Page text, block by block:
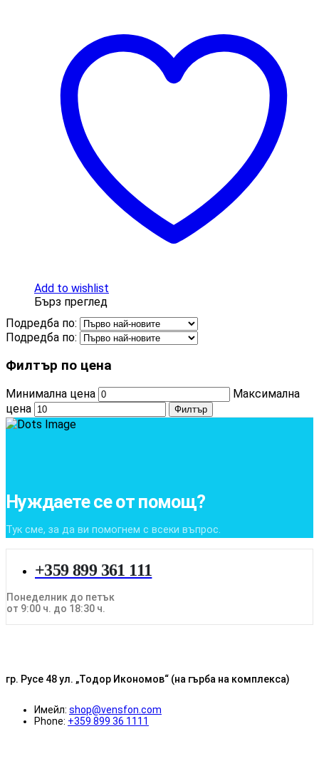
Add to wishlist
Бърз преглед
Подредба по:
Подредба по:
Филтър по цена
Минимална цена
Максимална
цена
Филтър
Нуждаете се от помощ?
Тук сме, за да ви помогнем с всеки въпрос.
+359 899 361 111
Понеделник до петък
от 9:00 ч. до 18:30 ч.
гр. Русе 48 ул. „Тодор Икономов“ (на гърба на комплекса)
Имейл: shop@vensfon.com
Phone: +359 899 36 1111